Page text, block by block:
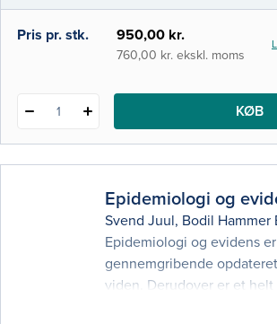
e-bog (epub3)
Pris pr. stk. 950,00 kr.
760,00 kr. ekskl. moms
1 KØB
Epidemiologi og
Svend Juul, Bodil Hammer
Epidemiologi og evidens
gennemgribende
viden. Derudover er et